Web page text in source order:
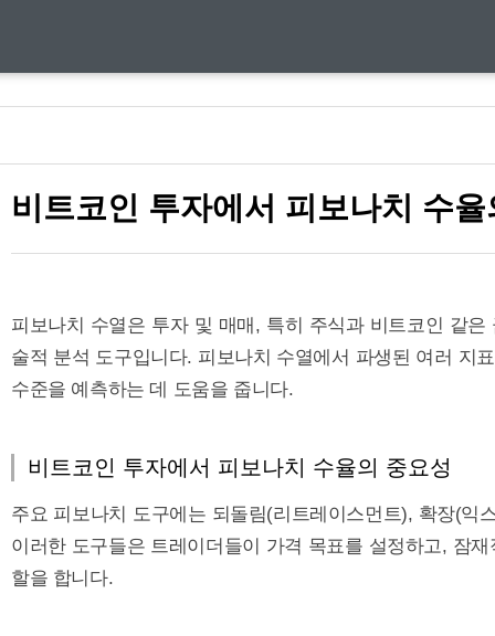
비트코인 투자에서 피보나치 수
피보나치 수열은 투자 및 매매, 특히 주식과 비트코인 같
술적 분석 도구입니다. 피보나치 수열에서 파생된 여러 지
수준을 예측하는 데 도움을 줍니다.
비트코인 투자에서 피보나치 수율의 중요성
주요 피보나치 도구에는 되돌림(리트레이스먼트), 확장(익
이러한 도구들은 트레이더들이 가격 목표를 설정하고, 잠
할을 합니다.